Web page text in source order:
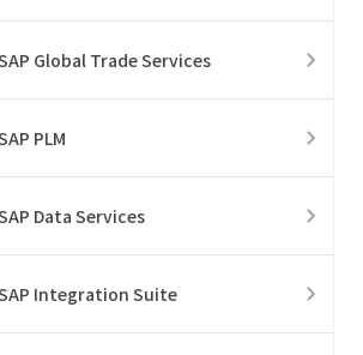
Global Trade Services
PLM
Data Services
Integration Suite